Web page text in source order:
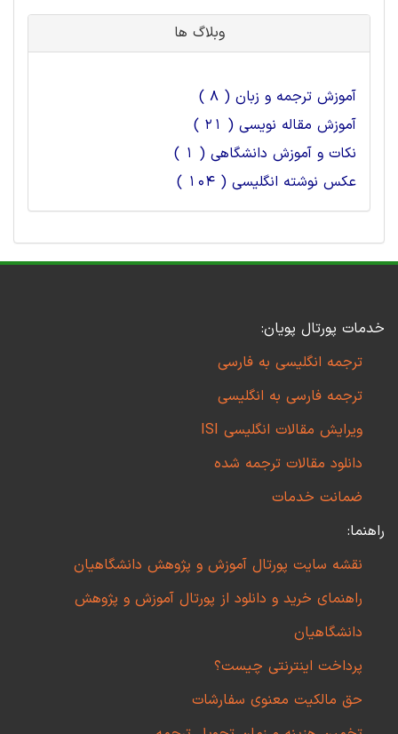
وبلاگ ها
آموزش ترجمه و زبان ( 8 )
آموزش مقاله نویسی ( 21 )
نکات و آموزش دانشگاهی ( 1 )
عکس نوشته انگلیسی ( 104 )
خدمات پورتال پویان:
ترجمه انگلیسی به فارسی
ترجمه فارسی به انگلیسی
ویرایش مقالات انگلیسی ISI
دانلود مقالات ترجمه شده
ضمانت خدمات
راهنما:
نقشه سایت پورتال آموزش و پژوهش دانشگاهیان
راهنمای خرید و دانلود از پورتال آموزش و پژوهش
دانشگاهیان
پرداخت اینترنتی چیست؟
حق مالکیت معنوی سفارشات